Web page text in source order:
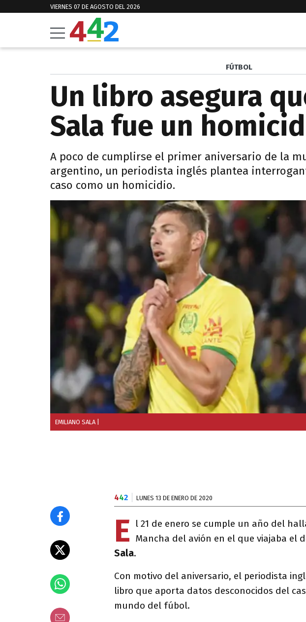
VIERNES 07 DE AGOSTO DEL 2026
FÚTBOL
Un libro asegura
Sala fue un
A poco de cumplirse el primer aniversario de la
argentino, un periodista inglés plantea
caso como un homicidio.
EMILIANO SALA
442 LUNES 13 DE ENERO DE 2020
E
l 21 de enero se cumple un año del
Mancha del avión en el que viajaba el
Sala.
Con motivo del aniversario, el periodista
libro que aporta datos desconocidos del
mundo del fúbol.